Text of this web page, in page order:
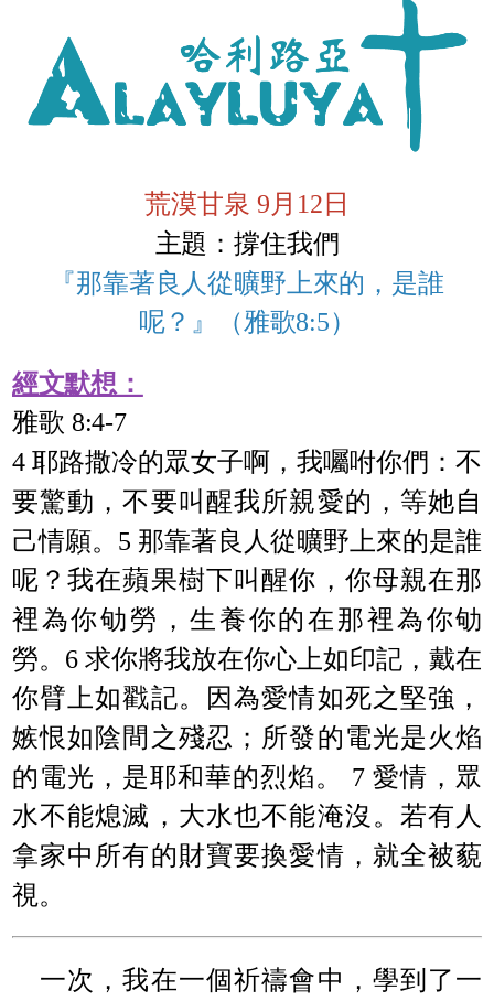
荒漠甘泉 9月12日
主題：撐住我們
『那靠著良人從曠野上來的，是誰
呢？』（雅歌8:5）
經文默想：
雅歌 8:4-7
4 耶路撒冷的眾女子啊，我囑咐你們：不
要驚動，不要叫醒我所親愛的，等她自
己情願。5 那靠著良人從曠野上來的是誰
呢？我在蘋果樹下叫醒你，你母親在那
裡為你劬勞，生養你的在那裡為你劬
勞。6 求你將我放在你心上如印記，戴在
你臂上如戳記。因為愛情如死之堅強，
嫉恨如陰間之殘忍；所發的電光是火焰
的電光，是耶和華的烈焰。 7 愛情，眾
水不能熄滅，大水也不能淹沒。若有人
拿家中所有的財寶要換愛情，就全被藐
視。
一次，我在一個祈禱會中，學到了一